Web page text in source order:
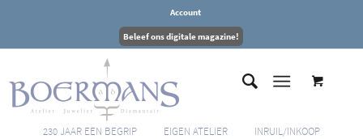
Account
Beleef ons digitale magazine!
230 JAAR EEN BEGRIP EIGEN ATELIER
INRUIL/INKOOP